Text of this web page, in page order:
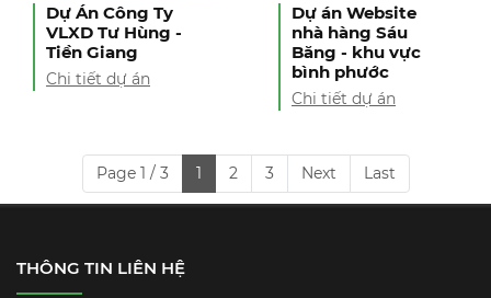
Dự Án Công Ty
VLXD Tư Hùng -
Tiền Giang
Chi tiết dự án
Dự án Website
nhà hàng Sáu
Băng - khu vực
bình phước
Chi tiết dự án
Page 1 / 3 1 2 3 Next Last
THÔNG TIN LIÊN HỆ